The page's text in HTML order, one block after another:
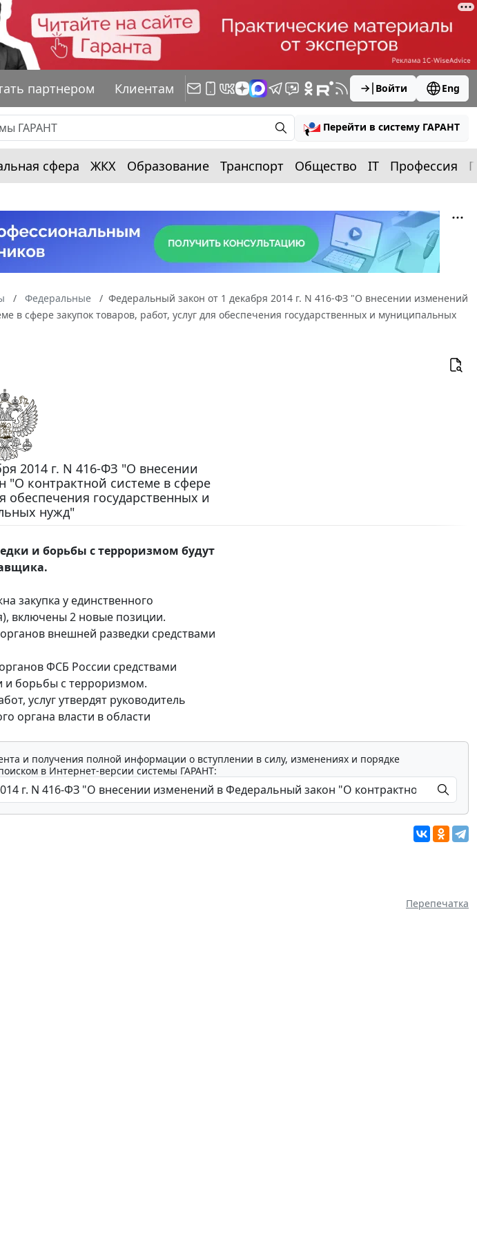
партнером Клиентам Войти Eng
Перейти в систему ГАРАНТ
сфера ЖКХ Образование Транспорт Общество IT Профессия
Федеральные
Федеральный закон от 1 декабря 2014 г. N 416-ФЗ "О внесении изменений
в сфере закупок товаров, работ, услуг для обеспечения государственных и муниципальных
2014 г. N 416-ФЗ "О внесении
контрактной системе в сфере
обеспечения государственных и
нужд"
и борьбы с терроризмом будут
закупка у единственного
включены 2 новые позиции.
внешней разведки средствами
ФСБ России средствами
и борьбы с терроризмом.
услуг утвердят руководитель
органа власти в области
и получения полной информации о вступлении в силу, изменениях и порядке
в Интернет-версии системы ГАРАНТ:
Перепечатка